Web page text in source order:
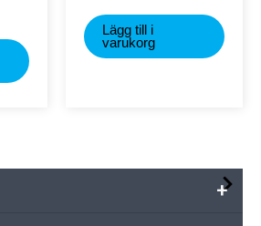
Lägg till i
varukorg
+